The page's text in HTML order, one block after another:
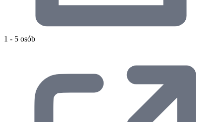
1 - 5 osób